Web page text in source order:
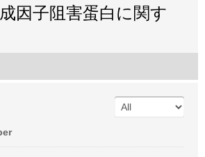
因子阻害蛋白に関す